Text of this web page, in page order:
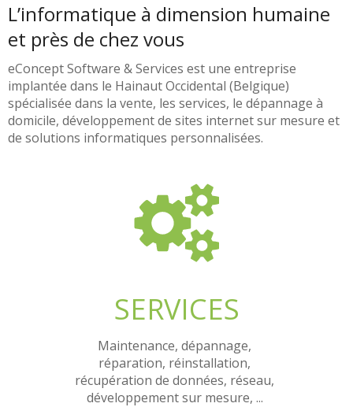
L’informatique à dimension humaine
et près de chez vous
eConcept Software & Services est une entreprise
implantée dans le Hainaut Occidental (Belgique)
spécialisée dans la vente, les services, le dépannage à
domicile, développement de sites internet sur mesure et
de solutions informatiques personnalisées.
SERVICES
Maintenance, dépannage,
réparation, réinstallation,
récupération de données, réseau,
développement sur mesure, ...